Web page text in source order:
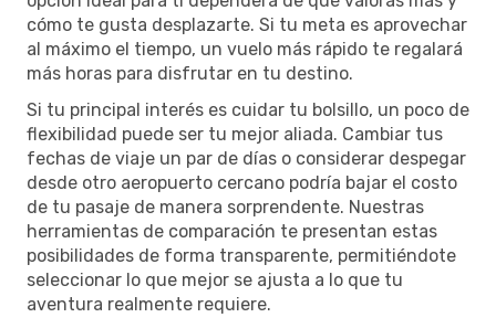
cómo te gusta desplazarte. Si tu meta es aprovechar
al máximo el tiempo, un vuelo más rápido te regalará
más horas para disfrutar en tu destino.
Si tu principal interés es cuidar tu bolsillo, un poco de
flexibilidad puede ser tu mejor aliada. Cambiar tus
fechas de viaje un par de días o considerar despegar
desde otro aeropuerto cercano podría bajar el costo
de tu pasaje de manera sorprendente. Nuestras
herramientas de comparación te presentan estas
posibilidades de forma transparente, permitiéndote
seleccionar lo que mejor se ajusta a lo que tu
aventura realmente requiere.